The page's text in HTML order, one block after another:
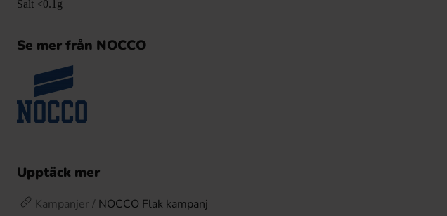
Salt <0.1g
Se mer från NOCCO
Upptäck mer
Kampanjer / NOCCO Flak kampanj